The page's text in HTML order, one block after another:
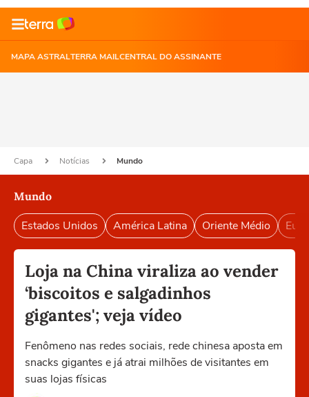
MAPA ASTRALTERRA MAILCENTRAL DO ASSINANTE
Capa Notícias Mundo
Mundo
Estados Unidos América Latina Oriente Médio
Loja na China viraliza ao vender
‘biscoitos e salgadinhos
gigantes'; veja vídeo
Fenômeno nas redes sociais, rede chinesa aposta em
snacks gigantes e já atrai milhões de visitantes em
suas lojas físicas